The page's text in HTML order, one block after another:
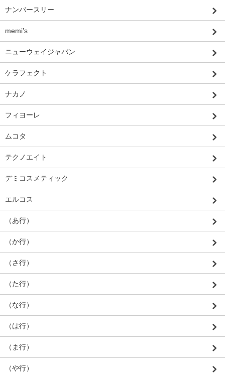
ナンバースリー
memi’s
ニューウェイジャパン
ケラフェクト
ナカノ
フィヨーレ
ムコタ
テクノエイト
デミコスメティック
エルコス
（あ行）
（か行）
（さ行）
（た行）
（な行）
（は行）
（ま行）
（や行）